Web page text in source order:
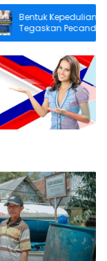
Negara, BNN
Pecandu Narkoba
Tidak akan Dipenjara